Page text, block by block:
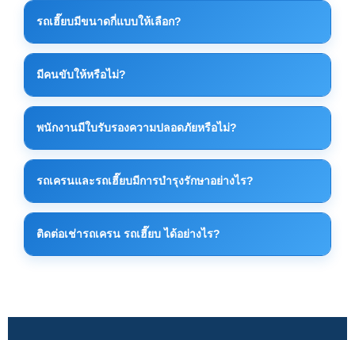
มีหลายขนาดตั้งแต่ 10 ตัน 20 ตัน 30 ตัน ไปจนถึงเครน
ขนาดใหญ่สำหรับงานอุตสาหกรรม ทั้งนี้ขึ้นอยู่กับลักษณะ
งาน
รถเฮี๊ยบมีขนาดกี่แบบให้เลือก?
สามารถเลือกให้เหมาะกับงานยกของหนัก งานโรงงาน
หรือขนย้ายเครื่องจักรได้
มีคนขับให้หรือไม่?
ปลอดภัยและความถูกต้องในการยกของ
พนักงานมีใบรับรองความปลอดภัยหรือไม่?
พนักงานผ่านการอบรมด้านความปลอดภัยและมี
ประสบการณ์การทำงานจริงในไซต์งานอุตสาหกรรม
รถเครนและรถเฮี๊ยบมีการบำรุงรักษาอย่างไร?
มีการตรวจเช็คสภาพรถและระบบเครนเป็นประจำก่อนใช้
งานทุกครั้ง เพื่อความปลอดภัยและประสิทธิภาพสูงสุด
ติดต่อเช่ารถเครน รถเฮี๊ยบ ได้อย่างไร?